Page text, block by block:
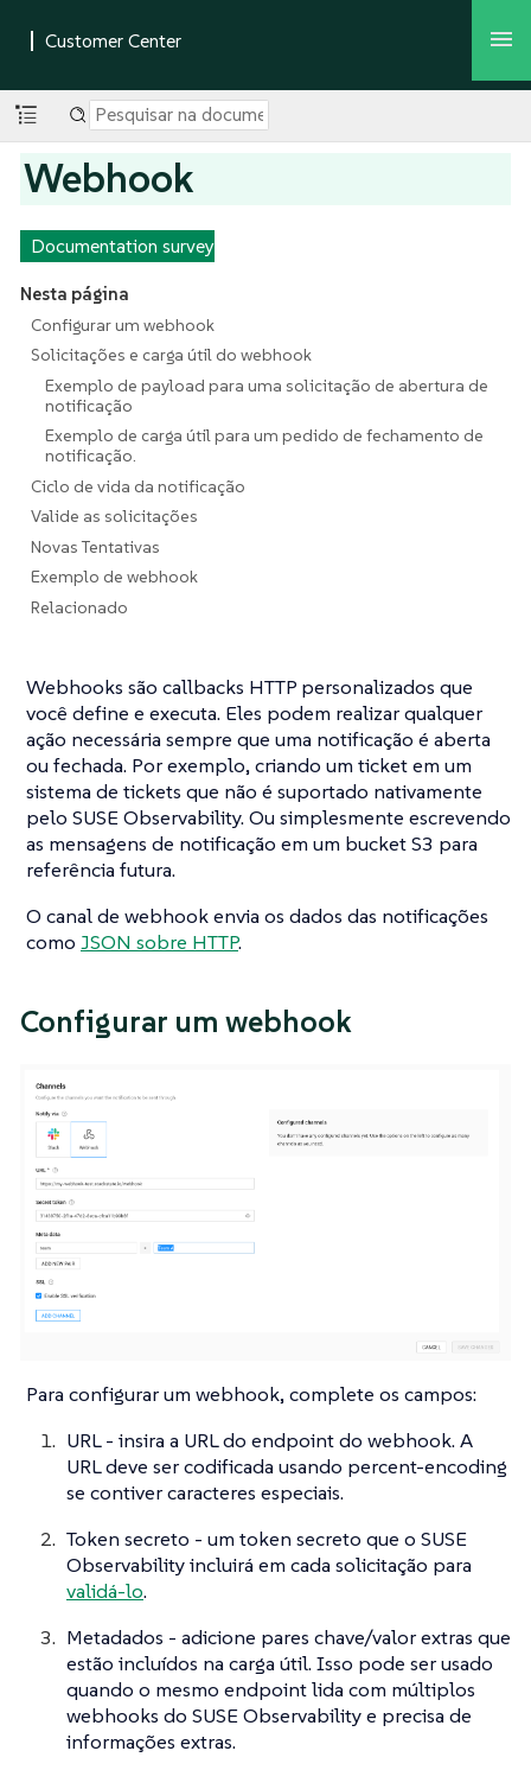
Webhook
Documentation survey
Nesta página
Configurar um webhook
Solicitações e carga útil do webhook
Exemplo de payload para uma solicitação de abertura de
notificação
Exemplo de carga útil para um pedido de fechamento de
notificação.
Ciclo de vida da notificação
Valide as solicitações
Novas Tentativas
Exemplo de webhook
Relacionado
Webhooks são callbacks HTTP personalizados que
você define e executa. Eles podem realizar qualquer
ação necessária sempre que uma notificação é aberta
ou fechada. Por exemplo, criando um ticket em um
sistema de tickets que não é suportado nativamente
pelo SUSE Observability. Ou simplesmente escrevendo
as mensagens de notificação em um bucket S3 para
referência futura.
O canal de webhook envia os dados das notificações
como JSON sobre HTTP.
Configurar um webhook
Para configurar um webhook, complete os campos:
URL - insira a URL do endpoint do webhook. A
URL deve ser codificada usando percent-encoding
se contiver caracteres especiais.
Token secreto - um token secreto que o SUSE
Observability incluirá em cada solicitação para
validá-lo.
Metadados - adicione pares chave/valor extras que
estão incluídos na carga útil. Isso pode ser usado
quando o mesmo endpoint lida com múltiplos
webhooks do SUSE Observability e precisa de
informações extras.